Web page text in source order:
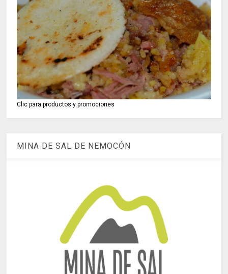
Clic para productos y promociones
MINA DE SAL DE NEMOCÓN